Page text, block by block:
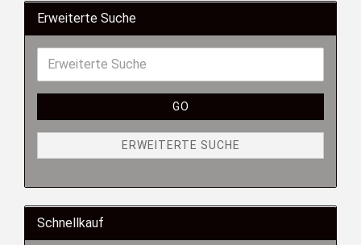
Erweiterte Suche
GO
ERWEITERTE SUCHE
Schnellkauf